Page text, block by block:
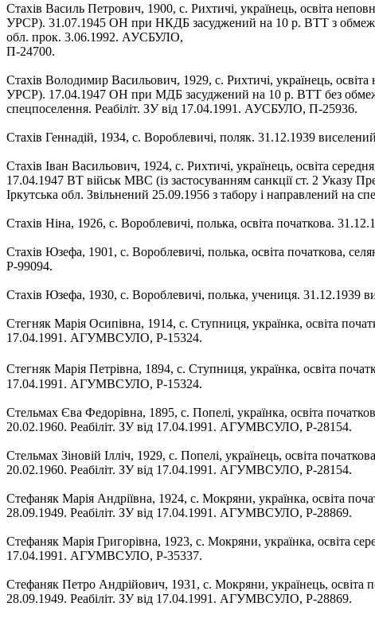
Стахів Василь Петрович, 1900, с. Рихтичі, українець, освіта
УРСР). 31.07.1945 ОН при НКДБ засуджений на 10 р. ВТТ з
обл. прок. 3.06.1992. АУСБУЛО,
П-24700.
Стахів Володимир Васильович, 1929, с. Рихтичі, українець,
УРСР). 17.04.1947 ОН при МДБ засуджений на 10 р. ВТТ без
спецпоселення. Реабіліт. ЗУ від 17.04.1991. АУСБУЛО, П-25936.
Стахів Геннадій, 1934, с. Вороблевичі, поляк. 31.12.1939
Стахів Іван Васильович, 1924, с. Рихтичі, українець, освіта
17.04.1947 ВТ військ МВС (із застосуванням санкції ст. 2 Указу
Іркутська обл. Звільнений 25.09.1956 з табору і направлений на
Стахів Ніна, 1926, с. Вороблевичі, полька, освіта початкова.
Стахів Юзефа, 1901, с. Вороблевичі, полька, освіта початкова,
Р-99094.
Стахів Юзефа, 1930, с. Вороблевичі, полька, учениця. 31.12.1939
Стегняк Марія Осипівна, 1914, с. Ступниця, українка, освіта
17.04.1991. АГУМВСУЛО, Р-15324.
Стегняк Марія Петрівна, 1894, с. Ступниця, українка, освіта
17.04.1991. АГУМВСУЛО, Р-15324.
Стельмах Єва Федорівна, 1895, с. Попелі, українка, освіта
20.02.1960. Реабіліт. ЗУ від 17.04.1991. АГУМВСУЛО, Р-28154.
Стельмах Зіновій Ілліч, 1929, с. Попелі, українець, освіта
20.02.1960. Реабіліт. ЗУ від 17.04.1991. АГУМВСУЛО, Р-28154.
Стефаняк Марія Андріївна, 1924, с. Мокряни, українка, освіта
28.09.1949. Реабіліт. ЗУ від 17.04.1991. АГУМВСУЛО, Р-28869.
Стефаняк Марія Григорівна, 1923, с. Мокряни, українка, освіта
17.04.1991. АГУМВСУЛО, Р-35337.
Стефаняк Петро Андрійович, 1931, с. Мокряни, українець, освіта
28.09.1949. Реабіліт. ЗУ від 17.04.1991. АГУМВСУЛО, Р-28869.